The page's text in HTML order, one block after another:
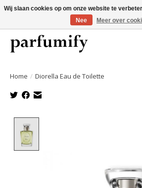
750+ Geuren | Gratis verzending | Maandelijks
Home / Diorella Eau de Toilette
Wij slaan cookies op om onze website te
Nee
Meer over